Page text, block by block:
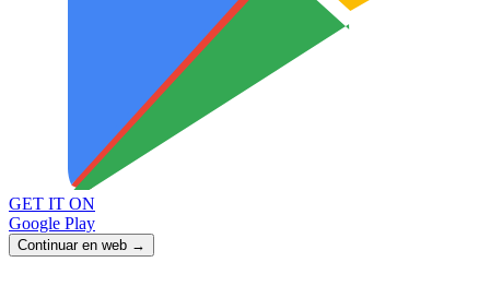
GET IT ON
Google Play
Continuar en web →